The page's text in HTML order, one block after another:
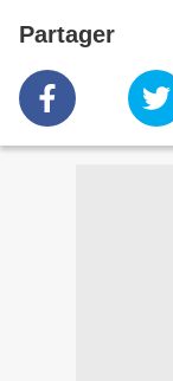
Partager